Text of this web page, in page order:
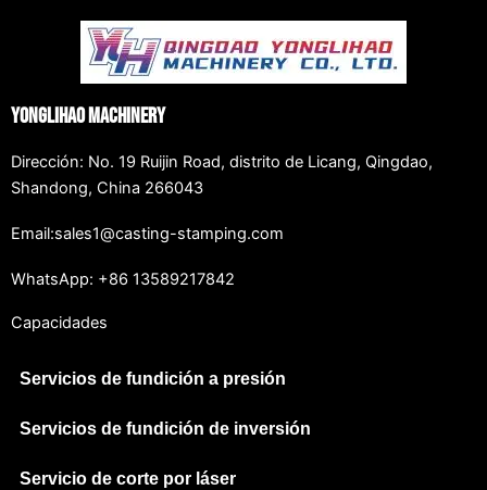
Yonglihao Machinery
Dirección: No. 19 Ruijin Road, distrito de Licang, Qingdao,
Shandong, China 266043
Email:sales1@casting-stamping.com
WhatsApp: +86 13589217842
Capacidades
Servicios de fundición a presión
Servicios de fundición de inversión
Servicio de corte por láser